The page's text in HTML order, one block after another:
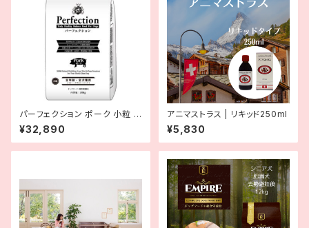
パーフェクション ポーク 小粒 2
0kg
¥32,890
アニマストラス | リキッド250ml
¥5,830